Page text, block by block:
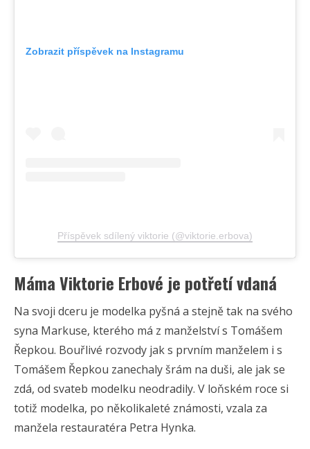
Zobrazit příspěvek na Instagramu
Příspěvek sdílený viktorie (@viktorie.erbova)
Máma Viktorie Erbové je potřetí vdaná
Na svoji dceru je modelka pyšná a stejně tak na svého
syna Markuse, kterého má z manželství s Tomášem
Řepkou. Bouřlivé rozvody jak s prvním manželem i s
Tomášem Řepkou zanechaly šrám na duši, ale jak se
zdá, od svateb modelku neodradily. V loňském roce si
totiž modelka, po několikaleté známosti, vzala za
manžela restauratéra Petra Hynka.